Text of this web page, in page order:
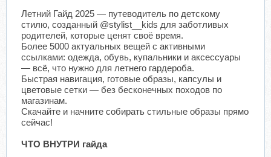
Летний Гайд 2025 — путеводитель по детскому
стилю, созданный @stylist__kids для заботливых
родителей, которые ценят своё время.
Более 5000 актуальных вещей с активными
ссылками: одежда, обувь, купальники и аксессуары
— всё, что нужно для летнего гардероба.
Быстрая навигация, готовые образы, капсулы и
цветовые сетки — без бесконечных походов по
магазинам.
Скачайте и начните собирать стильные образы прямо
сейчас!
ЧТО ВНУТРИ гайда